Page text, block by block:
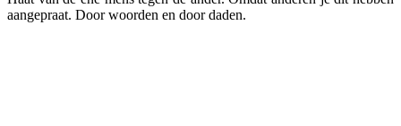
aangepraat. Door woorden en door daden.